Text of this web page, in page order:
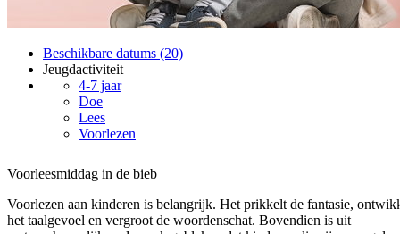
Beschikbare datums (20)
Jeugdactiviteit
4-7 jaar
Doe
Lees
Voorlezen
Voorleesmiddag in de bieb
Voorlezen aan kinderen is belangrijk. Het prikkelt de fantasie,
het taalgevoel en vergroot de woordenschat. Bovendien is uit